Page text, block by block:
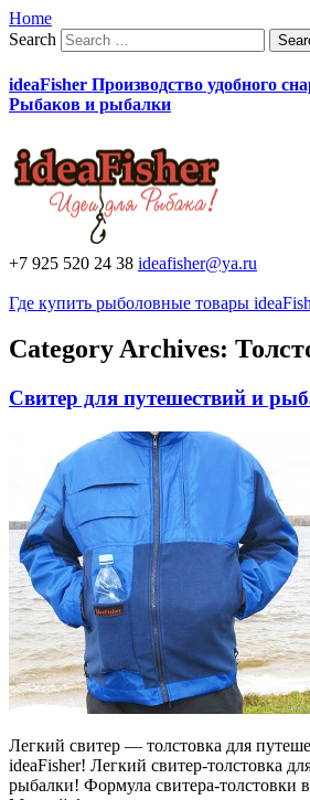
Home
Search
ideaFisher Производство удобного
Рыбаков и рыбалки
+7 925 520 24 38 ideafisher@ya.ru
Где купить рыболовные товары
Category Archives:
Свитер для путешествий и
Легкий свитер — толстовка для
ideaFisher! Легкий свитер-толстовка
рыбалки! Формула свитера-толстовки